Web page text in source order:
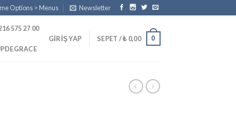
Options > Menus Newsletter
575 27 00
GIRIŞ YAP SEPET /₺ 0,00 0